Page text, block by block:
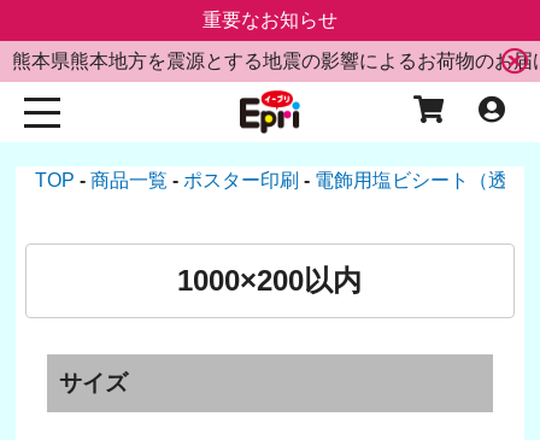
重要なお知らせ
熊本県熊本地方を震源とする地震の影響によるお荷物のお届
TOP 商品一覧 ポスター印刷 電飾用塩ビシート（透明
1000×200以内
サイズ